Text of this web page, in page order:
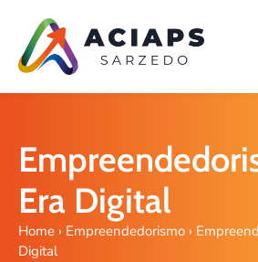
Era Digital
Home › Empreendedorismo ›
Digital